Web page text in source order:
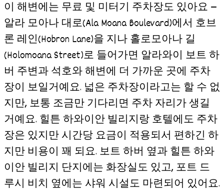
이 해변에는 무료 및 미터기 주차장도 있아요 —
알라 모아나 대로(Ala Moana Boulevard)에서 호브
론 레인(Hobron Lane)을 지나 홀로모아나 길
(Holomoana Street)로 들어가면 알라와이 보트 하
버 주변과 석호와 해변에 더 가까운 곳에 주차
장이 보일거예요. 넓은 주차장이라고는 할 수 없
지만, 보통 조금만 기다리면 주차 자리가 생길
거예요. 힐튼 하와이안 빌리지랑 호텔에도 주차
장은 있지만 시간당 요금이 적용되서 편하긴 하
지만 비용이 꽤 되요. 보트 하버 옆과 힐튼 하와
이안 빌리지 단지에는 화장실도 있고, 포트 드
루시 비치 옆에는 샤워 시설도 마련되어 있어요.